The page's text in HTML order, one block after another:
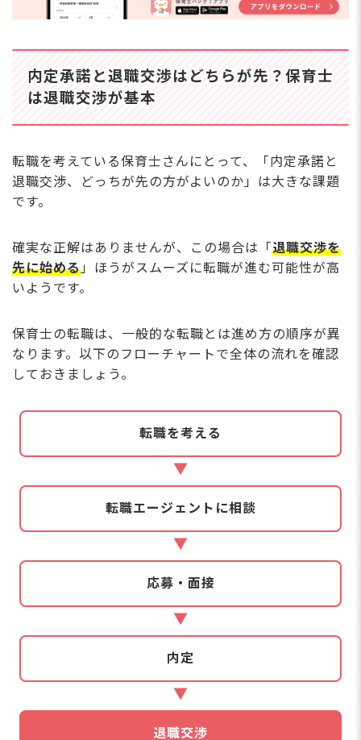
Q. まだ辞めるか決めていないけど、相談だけでも大丈
夫？
い？
Q. 保育士の転職に最適な時期はいつ？
内定承諾と退職交渉、自分の状況に合わせて転職
内定承諾と退職交渉はどちらが先？保育士
は退職交渉が基本
転職を考えている保育士さんにとって、「内定承諾と
退職交渉、どっちが先の方がよいのか」は大きな課題
です。
確実な正解はありませんが、この場合は「 退職交渉を
先に始める 」ほうがスムーズに転職が進む可能性が高
いようです。
保育士の転職は、一般的な転職とは進め方の順序が異
なります。以下のフローチャートで全体の流れを確認
しておきましょう。
転職を考える
転職エージェントに相談
応募・面接
内定
退職交渉